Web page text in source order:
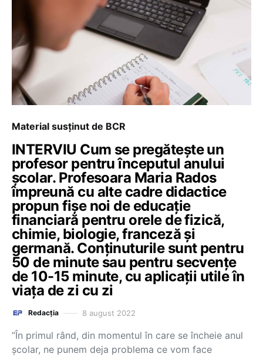
Material susținut de BCR
INTERVIU Cum se pregătește un
profesor pentru începutul anului
școlar. Profesoara Maria Rados
împreună cu alte cadre didactice
propun fișe noi de educație
financiară pentru orele de fizică,
chimie, biologie, franceză și
germană. Conținuturile sunt pentru
50 de minute sau pentru secvențe
de 10-15 minute, cu aplicații utile în
viața de zi cu zi
Redacția 8 august 2022
”În primul rând, din momentul în care se încheie anul
școlar, ne punem deja problema ce vom face